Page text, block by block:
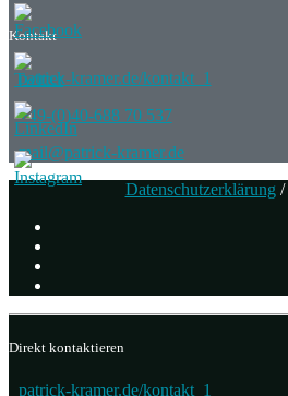
Kontakt
patrick-kramer.de/kontakt_1
+49-(0)40-688 70 537
mail@patrick-kramer.de
Datenschutzerklärung /
Direkt kontaktieren
patrick-kramer.de/kontakt_1